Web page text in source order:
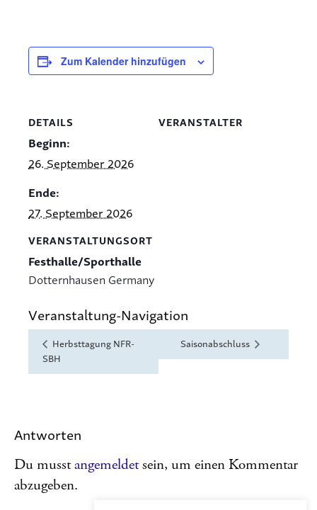
Zum Kalender hinzufügen
DETAILS
Beginn:
26. September 2026
Ende:
27. September 2026
VERANSTALTUNGSORT
Festhalle/Sporthalle
Dotternhausen Germany
VERANSTALTER
Veranstaltung-Navigation
Herbsttagung NFR-
SBH
Saisonabschluss
Antworten
Du musstangemeldetsein, um einen Kommentar
abzugeben.